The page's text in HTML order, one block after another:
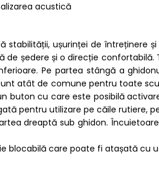
acustică
stabilității, ușurinței de întreținere
de ședere și o direcție
Pe partea stângă a
atât de comune pentru toate
buton cu care este ​posibilă
pentru utilizare pe căile rutiere,
dreaptă sub ghidon.
blocabilă care poate fi atașată cu